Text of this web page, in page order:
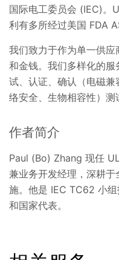
国际电工委员会 (IEC)。
利有多所经过美国 FDA
我们致力于作为单一供
和金钱。我们多样化的
试、认证、确认（电磁
络安全、生物相容性）测
作者简介
Paul (Bo) Zhang 现任
兼业务开发经理，深耕
施。他是 IEC TC62 小
和国家代表。